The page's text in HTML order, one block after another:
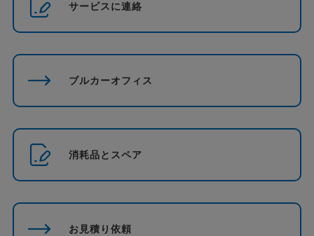
サービスに連絡
ブルカーオフィス
消耗品とスペア
お見積り依頼